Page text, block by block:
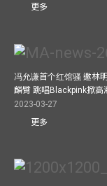
更多
冯允谦首个红馆骚 邀林
麟臂 跳唱Blackpink掀高
2023-03-27
更多